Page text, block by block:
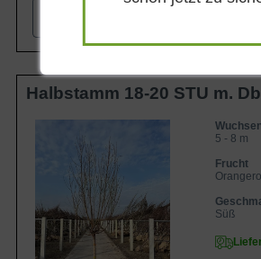
Halbstamm 18-20 STU m.
5 - 8 m
Frucht
Süß